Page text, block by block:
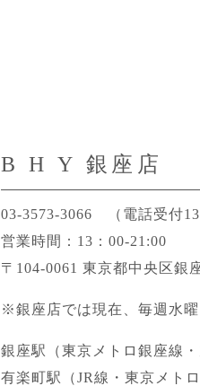
B H Y 銀座店
03-3573-3066 （電話受付13
営業時間：13：00-21:00
〒104-0061 東京都中央区銀
※銀座店では現在、毎週水曜
銀座駅（東京メトロ銀座線
有楽町駅（JR線・東京メト